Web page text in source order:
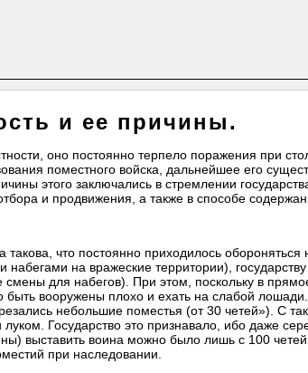
и ее причины.
оно постоянно терпело поражения при
поместного войска, дальнейшее его
этого заключались в стремлении
и продвижения, а также в способе
такова, что постоянно приходилось
на вражеские территории),
для набегов). При этом, поскольку в
быть вооружены плохо и ехать на слабой
небольшие поместья (от 30 четей»). С
Государство это признавало, ибо даже
выставить воина можно было лишь с 100
при наследовании.